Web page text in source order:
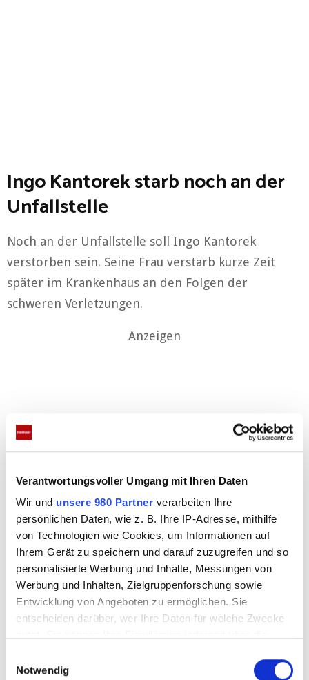
Verantwortungsvoller Umgang mit Ihren Daten
Wir und unsere 980 Partner verarbeiten Ihre
persönlichen Daten, wie z. B. Ihre IP-Adresse, mithilfe
von Technologien wie Cookies, um Informationen auf
Ihrem Gerät zu speichern und darauf zuzugreifen und so
personalisierte Werbung und Inhalte, Messungen von
Werbung und Inhalten, Zielgruppenforschung sowie
Entwicklung von Angeboten zu ermöglichen. Sie
entscheiden darüber, wer Ihre Daten für welche Zwecke
Trigger Symbol ändern oder widerrufen
Notwendig
Ingo Kantorek starb noch an der
Unfallstelle
Noch an der Unfallstelle soll Ingo Kantorek
verstorben sein. Seine Frau verstarb kurze Zeit
später im Krankenhaus an den Folgen der
schweren Verletzungen.
Anzeigen
Erst kürzlich postete er noch eine
Liebeserklärung
Erst vor wenigen Tagen veröffentlichte Ingo
Kantorek eine Liebeserklärung an seine Frau. „Du
verdienst jemanden, dich liebt und zwar mit jedem
einzelnen Herzschlag. Jemanden, der ständig an
dich denkt,
der jede Minute im Gedanken bei dir ist und